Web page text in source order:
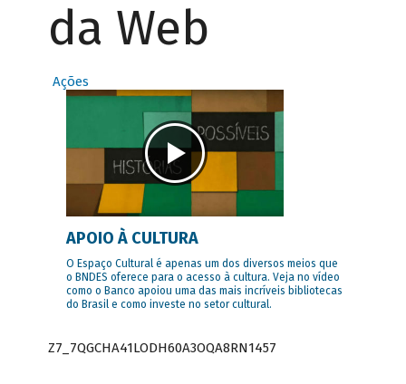
da Web
Ações
APOIO À CULTURA
O Espaço Cultural é apenas um dos diversos meios que
o BNDES oferece para o acesso à cultura. Veja no vídeo
como o Banco apoiou uma das mais incríveis bibliotecas
do Brasil e como investe no setor cultural.
Z7_7QGCHA41LODH60A3OQA8RN1457